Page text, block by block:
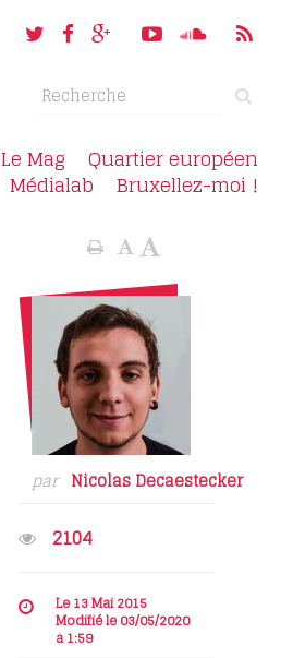
Le Mag Quartier européen
Médialab Bruxellez-moi !
par Nicolas Decaestecker
2104
Le 13 Mai 2015
Modifié le 03/05/2020
à 1:59